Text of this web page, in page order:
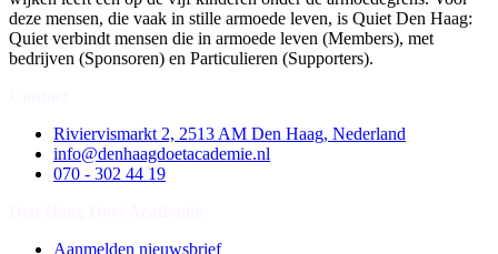
deze mensen, die vaak in stille armoede leven, is Quiet Den Haag:
Quiet verbindt mensen die in armoede leven (Members), met
bedrijven (Sponsoren) en Particulieren (Supporters).
Riviervismarkt 2, 2513 AM Den Haag, Nederland
info@denhaagdoetacademie.nl
070 - 302 44 19
Aanmelden nieuwsbrief